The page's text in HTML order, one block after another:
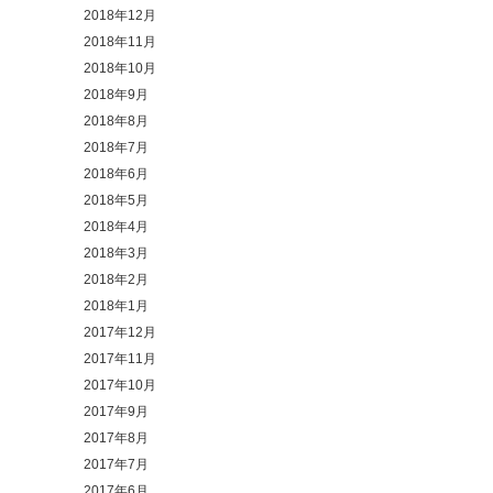
2018年12月
2018年11月
2018年10月
2018年9月
2018年8月
2018年7月
2018年6月
2018年5月
2018年4月
2018年3月
2018年2月
2018年1月
2017年12月
2017年11月
2017年10月
2017年9月
2017年8月
2017年7月